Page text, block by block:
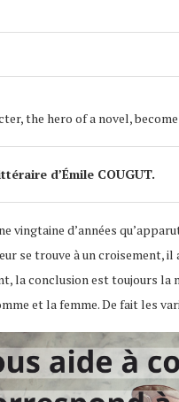
the hero of a novel,
d’Émile COUGUT.
vingtaine d’années
se trouve à un croisement,
la conclusion est toujours la
et la femme. De fait les